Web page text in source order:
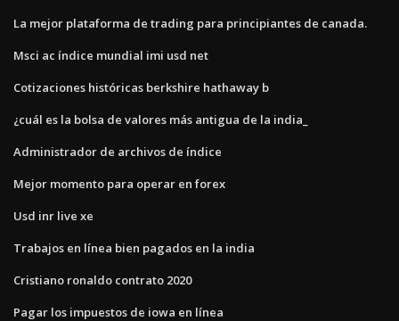
La mejor plataforma de trading para principiantes de canada.
Msci ac índice mundial imi usd net
Cotizaciones históricas berkshire hathaway b
¿cuál es la bolsa de valores más antigua de la india_
Administrador de archivos de índice
Mejor momento para operar en forex
Usd inr live xe
Trabajos en línea bien pagados en la india
Cristiano ronaldo contrato 2020
Pagar los impuestos de iowa en línea